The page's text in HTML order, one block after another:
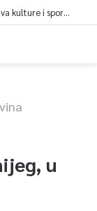
Bh. plivačica Iman Avdić uz podršku Ministarstva kulture i sporta KS kreće na Evropsko prvenstvo i Mediteranske igre
u